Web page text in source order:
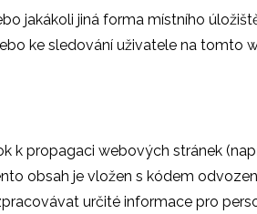
jakákoli jiná forma místního
ke sledování uživatele na tomto
propagaci webových stránek (např.
obsah je vložen s kódem
určité informace pro